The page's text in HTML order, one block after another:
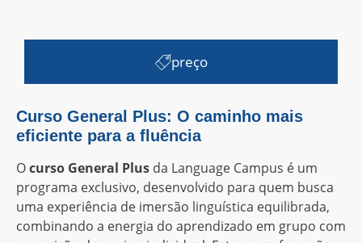
preço
Curso General Plus: O caminho mais
eficiente para a fluência
Ocurso General Plus da Language Campus é um
programa exclusivo, desenvolvido para quem busca
uma experiência de imersão linguística equilibrada,
combinando a energia do aprendizado em grupo com